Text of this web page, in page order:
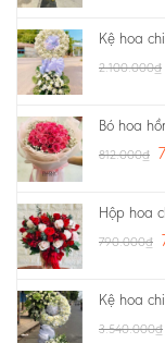
Kệ hoa
2.100.000₫
Bó hoa
812.000₫
Hộp hoa
790.000₫
Kệ hoa
3.540.000₫